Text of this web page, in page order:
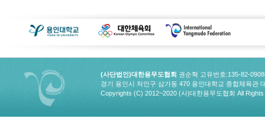
(사단법인)대한용무도협회 권순혁 고유번호:135-82-
경기 용인시 처인구 삼가동 470 용인대학교 종합체육관
Copyrights (C) 2012~2020 (사)대한용무도협회 All